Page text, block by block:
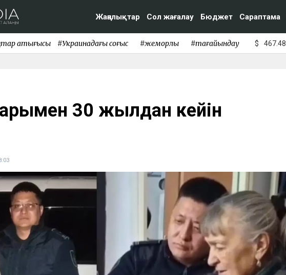
Жаңалықтар Сол жағалау Бюджет Сараптама
қақтығысы #Украинадағы соғыс #жемқорлық #тағайындау $ 467.48
30 жылдан кейін